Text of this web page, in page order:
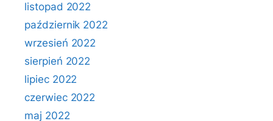
listopad 2022
październik 2022
wrzesień 2022
sierpień 2022
lipiec 2022
czerwiec 2022
maj 2022